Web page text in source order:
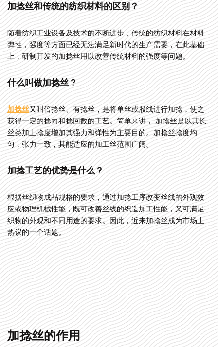
加捻丝和传统的纺织材料的区别？
随着纺织工业设备及技术的不断进步，传统的纺织材料在材料
弹性，强度等方面已经无法满足新时代的生产需要，在此基础
上，研制开发的加捻丝用以改善传统材料的强度等问题。
什么叫做加捻丝？
加捻丝又叫倍捻丝、有捻丝，是将单丝或股线进行加捻，使之
获得一定的捻向和捻回数的工艺。简单来讲， 加捻丝是以其长
丝类加上捻度增加其强力和弹性为主要目的。加捻丝捻度均
匀，张力一致，其能适应的加工丝范围广阔。
加捻工艺的优势是什么？
根据丝织物成品规格的要求，通过加捻工序改变丝线的外观效
应或物理机械性能，既可改善丝线的织造加工性能，又可满足
织物的外观和不同用途的要求。因此，近来加捻丝成为市场上
热议的一个话题。
加捻丝的作用